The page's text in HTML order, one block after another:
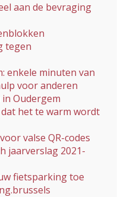
aan de bevraging
tegen
enkele minuten van
voor anderen
Oudergem
het te warm wordt
valse QR-codes
jaarverslag 2021-
fietsparking toe